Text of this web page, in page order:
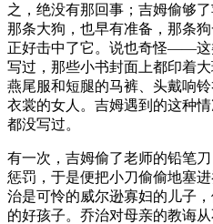
之，绝没有那回事；吉姆偷够
那条大狗，也早有准备，那条
正好击中了它。说也奇怪——这
写过，那些小书封面上都印着
燕尾服和短腿的马裤、头戴响
衣裳的女人。吉姆遇到的这种
都没写过。
有一次，吉姆偷了老师的铅笔
惩罚，于是便把小刀偷偷地塞
治是可怜的威尔逊寡妇的儿子
的好孩子。乔治对母亲的教诲